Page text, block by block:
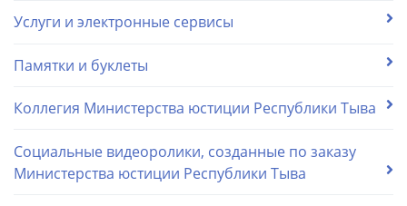
Услуги и электронные сервисы
Памятки и буклеты
Коллегия Министерства юстиции Республики Тыва
Социальные видеоролики, созданные по заказу
Министерства юстиции Республики Тыва